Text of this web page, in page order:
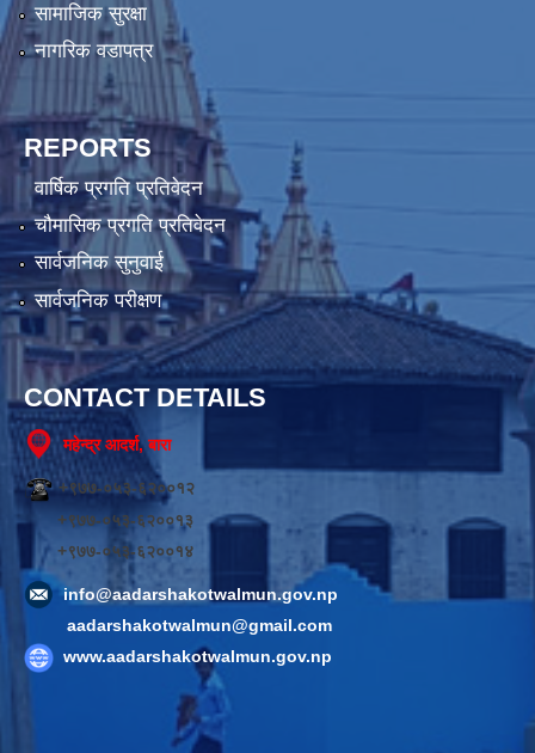
सामाजिक सुरक्षा
नागरिक वडापत्र
REPORTS
वार्षिक प्रगति प्रतिवेदन
चौमासिक प्रगति प्रतिवेदन
सार्वजनिक सुनुवाई
सार्वजनिक परीक्षण
CONTACT DETAILS
महेन्द्र आदर्श, बारा
+९७७-०५३-६२००१२
+९७७-०५३-६२००१३
+९७७-०५३-६२००१४
info@aadarshakotwalmun.gov.np
aadarshakotwalmun@gmail.com
www.aadarshakotwalmun.gov.np